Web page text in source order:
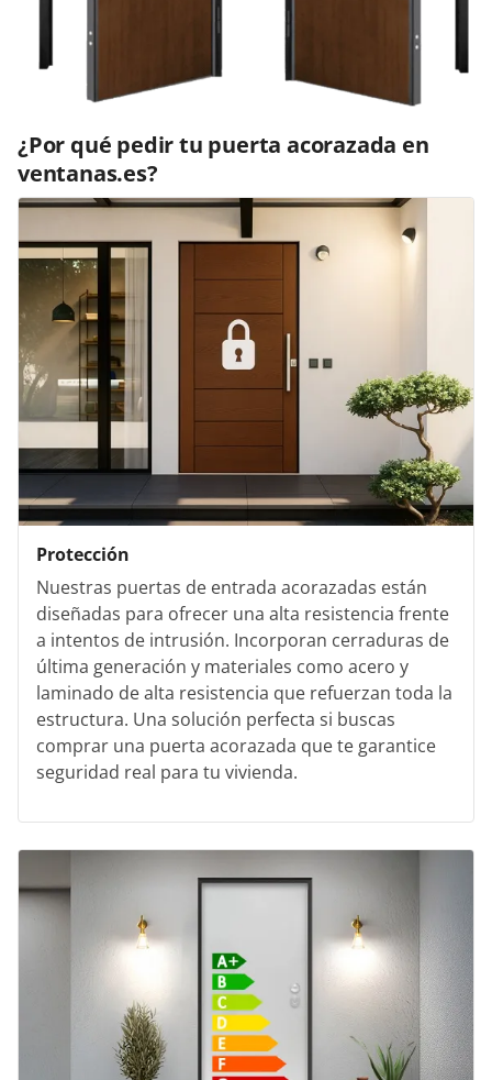
¿Por qué pedir tu puerta acorazada en
ventanas.es?
Protección
Nuestras puertas de entrada acorazadas están
diseñadas para ofrecer una alta resistencia frente
a intentos de intrusión. Incorporan cerraduras de
última generación y materiales como acero y
laminado de alta resistencia que refuerzan toda la
estructura. Una solución perfecta si buscas
comprar una puerta acorazada que te garantice
seguridad real para tu vivienda.